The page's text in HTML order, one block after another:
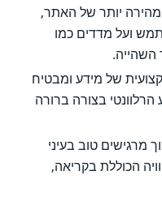
מהירה יותר של האתר,
ועל מדדים כמו
של מידע ומבטיח
בצורה ברורה
מרגישים טוב בעיני
הכוללת בקריאה,